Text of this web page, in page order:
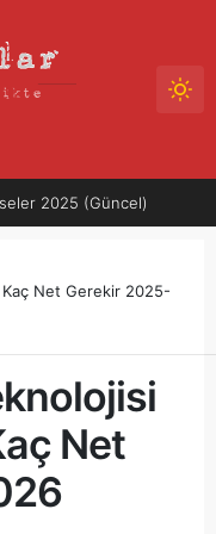
2026 | Merkezi Atama
Net Gerekir 2025-
Net